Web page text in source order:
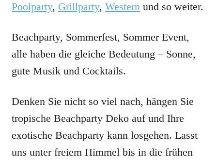
Poolparty, Grillparty, Western und so weiter.
Beachparty, Sommerfest, Sommer Event,
alle haben die gleiche Bedeutung – Sonne,
gute Musik und Cocktails.
Denken Sie nicht so viel nach, hängen Sie
tropische Beachparty Deko auf und Ihre
exotische Beachparty kann losgehen. Lasst
uns unter freiem Himmel bis in die frühen